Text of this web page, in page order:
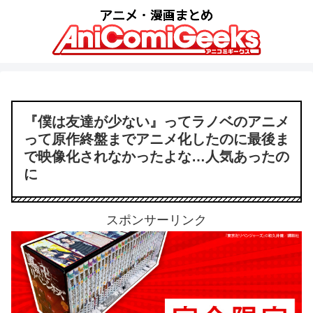
『僕は友達が少ない』ってラノベのアニメ
って原作終盤までアニメ化したのに最後ま
で映像化されなかったよな…人気あったの
に
スポンサーリンク